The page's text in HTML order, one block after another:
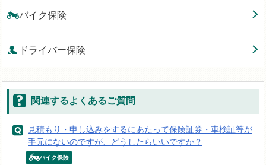
バイク保険
ドライバー保険
関連するよくあるご質問
見積もり・申し込みをするにあたって保険証券・車検証等が
手元にないのですが、どうしたらいいですか？
バイク保険